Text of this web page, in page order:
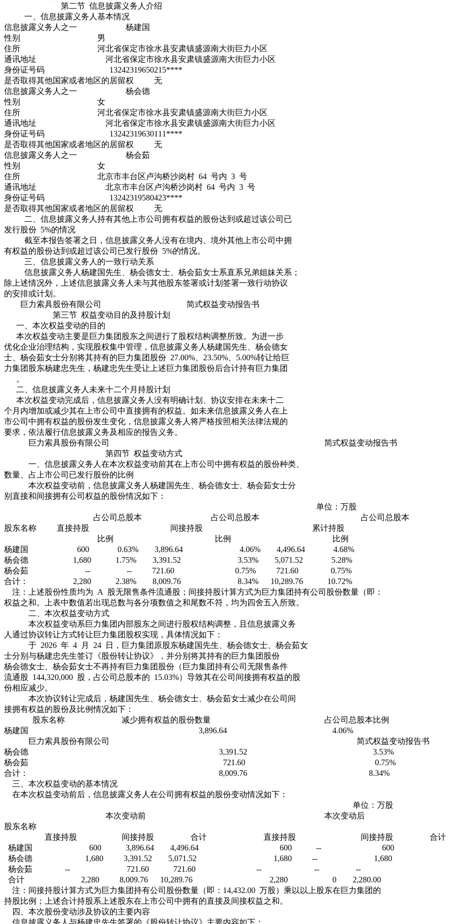
第二节 信息披露义务人介绍
一、信息披露义务人基本情况
信息披露义务人之一 杨建国
性别 男
住所 河北省保定市徐水县安肃镇盛源南大街巨力小区
通讯地址 河北省保定市徐水县安肃镇盛源南大街巨力小区
身份证号码 13242319650215****
是否取得其他国家或者地区的居留权 无
信息披露义务人之一 杨会德
性别 女
住所 河北省保定市徐水县安肃镇盛源南大街巨力小区
通讯地址 河北省保定市徐水县安肃镇盛源南大街巨力小区
身份证号码 13242319630111****
是否取得其他国家或者地区的居留权 无
信息披露义务人之一 杨会茹
性别 女
住所 北京市丰台区卢沟桥沙岗村 64 号内 3 号
通讯地址 北京市丰台区卢沟桥沙岗村 64 号内 3 号
身份证号码 13242319580423****
是否取得其他国家或者地区的居留权 无
二、信息披露义务人持有其他上市公司拥有权益的股份达到或超过该公司已
发行股份 5%的情况
截至本报告签署之日，信息披露义务人没有在境内、境外其他上市公司中拥
有权益的股份达到或超过该公司已发行股份 5%的情况。
三、信息披露义务人的一致行动关系
信息披露义务人杨建国先生、杨会德女士、杨会茹女士系直系兄弟姐妹关系；
除上述情况外，上述信息披露义务人未与其他股东签署或计划签署一致行动协议
的安排或计划。
巨力索具股份有限公司 简式权益变动报告书
第三节 权益变动目的及持股计划
一、本次权益变动的目的
本次权益变动主要是巨力集团股东之间进行了股权结构调整所致。为进一步
优化企业治理结构，实现股权集中管理，信息披露义务人杨建国先生、杨会德女
士、杨会茹女士分别将其持有的巨力集团股份 27.00%、23.50%、5.00%转让给巨
力集团股东杨建忠先生，杨建忠先生受让上述巨力集团股份后合计持有巨力集团
。
二、信息披露义务人未来十二个月持股计划
本次权益变动完成后，信息披露义务人没有明确计划、协议安排在未来十二
个月内增加或减少其在上市公司中直接拥有的权益。如未来信息披露义务人在上
市公司中拥有权益的股份发生变化，信息披露义务人将严格按照相关法律法规的
要求，依法履行信息披露义务及相应的报告义务。
巨力索具股份有限公司 简式权益变动报告书
第四节 权益变动方式
一、信息披露义务人在本次权益变动前其在上市公司中拥有权益的股份种类、
数量、占上市公司已发行股份的比例
本次权益变动前，信息披露义务人杨建国先生、杨会德女士、杨会茹女士分
别直接和间接拥有公司权益的股份情况如下：
单位：万股
占公司总股本 占公司总股本 占公司总股本
股东名称 直接持股 间接持股 累计持股
比例 比例 比例
杨建国 600 0.63% 3,896.64 4.06% 4,496.64 4.68%
杨会德 1,680 1.75% 3,391.52 3.53% 5,071.52 5.28%
杨会茹 -- -- 721.60 0.75% 721.60 0.75%
合计： 2,280 2.38% 8,009.76 8.34% 10,289.76 10.72%
注：上述股份性质均为 A 股无限售条件流通股；间接持股计算方式为巨力集团持有公司股份数量（即：
权益之和。上表中数值若出现总数与各分项数值之和尾数不符，均为四舍五入所致。
二、本次权益变动方式
本次权益变动系巨力集团内部股东之间进行股权结构调整，且信息披露义务
人通过协议转让方式转让巨力集团股权实现，具体情况如下：
于 2026 年 4 月 24 日，巨力集团原股东杨建国先生、杨会德女士、杨会茹女
士分别与杨建忠先生签订《股份转让协议》，并分别将其持有的巨力集团股份
杨会德女士、杨会茹女士不再持有巨力集团股份（巨力集团持有公司无限售条件
流通股 144,320,000 股，占公司总股本的 15.03%）导致其在公司间接拥有权益的股
份相应减少。
本次协议转让完成后，杨建国先生、杨会德女士、杨会茹女士减少在公司间
接拥有权益的股份及比例情况如下：
股东名称 减少拥有权益的股份数量 占公司总股本比例
杨建国 3,896.64 4.06%
巨力索具股份有限公司 简式权益变动报告书
杨会德 3,391.52 3.53%
杨会茹 721.60 0.75%
合计： 8,009.76 8.34%
三、本次权益变动的基本情况
在本次权益变动前后，信息披露义务人在公司拥有权益的股份变动情况如下：
单位：万股
本次变动前 本次变动后
股东名称
直接持股 间接持股 合计 直接持股 间接持股 合计
杨建国 600 3,896.64 4,496.64 600 -- 600
杨会德 1,680 3,391.52 5,071.52 1,680 -- 1,680
杨会茹 -- 721.60 721.60 -- -- --
合计 2,280 8,009.76 10,289.76 2,280 0 2,280.00
注：间接持股计算方式为巨力集团持有公司股份数量（即：14,432.00 万股）乘以以上股东在巨力集团的
持股比例；上述合计持股系上述股东在上市公司中拥有的直接及间接权益之和。
四、本次股份变动涉及协议的主要内容
信息披露义务人与杨建忠先生签署的《股份转让协议》主要内容如下：